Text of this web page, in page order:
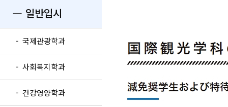
― 일반입시
- 국제관광학과
- 사회복지학과
- 건강영양학과